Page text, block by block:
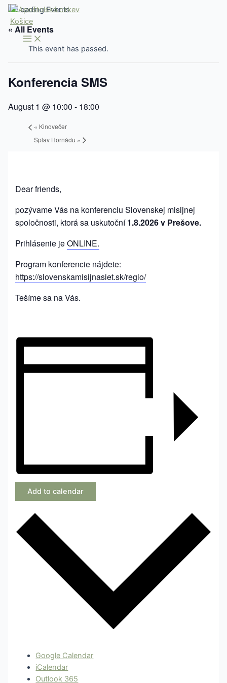
Skip
content
Main
Menu
« All Events
This event has passed.
Konferencia SMS
August 1 @ 10:00 - 18:00
« Kinovečer
Splav Hornádu »
Dear friends,
pozývame Vás na konferenciu Slovenskej misijnej
spoločnosti, ktorá sa uskutoční1.8.2026 v Prešove.
Prihlásenie jeONLINE.
Program konferencie nájdete:
https://slovenskamisijnasiet.sk/regio/
Tešíme sa na Vás.
Add to calendar
Google Calendar
iCalendar
Outlook 365